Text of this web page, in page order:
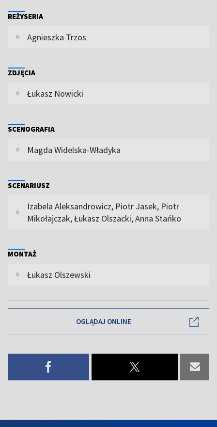
REŻYSERIA
Agnieszka Trzos
ZDJĘCIA
Łukasz Nowicki
SCENOGRAFIA
Magda Widelska-Władyka
SCENARIUSZ
Izabela Aleksandrowicz, Piotr Jasek, Piotr
Mikołajczak, Łukasz Olszacki, Anna Stańko
MONTAŻ
Łukasz Olszewski
OGLĄDAJ ONLINE